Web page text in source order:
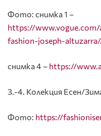
Фото: снимка 1 –
https://
fashion-joseph-
снимка 4 – https://
3.-4. Колекция Есен/
Фото: https://